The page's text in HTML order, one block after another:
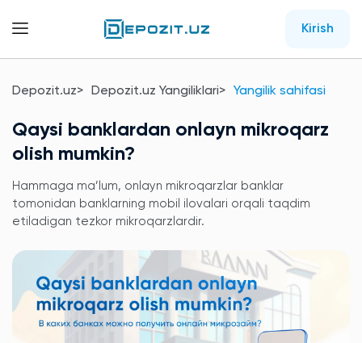
Kirish
Depozit.uz Depozit.uz Yangiliklari Yangilik sahifasi
Qaysi banklardan onlayn mikroqarz
olish mumkin?
Hammaga ma’lum, onlayn mikroqarzlar banklar
tomonidan banklarning mobil ilovalari orqali taqdim
etiladigan tezkor mikroqarzlardir.